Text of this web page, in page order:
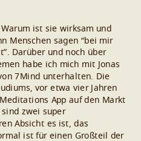
ist sie wirksam und
Menschen sagen “bei mir
Darüber und noch über
habe ich mich mit Jonas
7Mind unterhalten. Die
vor etwa vier Jahren
App auf den Markt
zwei super
Absicht es ist, das
ist für einen Großteil der